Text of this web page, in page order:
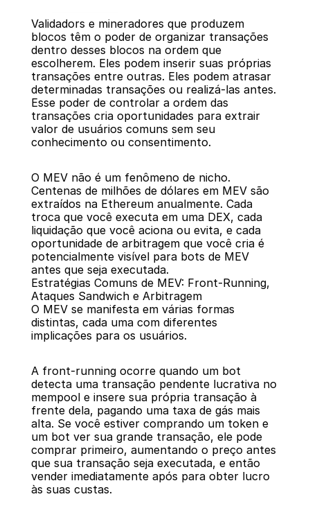
Validadors e mineradores que produzem
blocos têm o poder de organizar transações
dentro desses blocos na ordem que
escolherem. Eles podem inserir suas próprias
transações entre outras. Eles podem atrasar
determinadas transações ou realizá-las antes.
Esse poder de controlar a ordem das
transações cria oportunidades para extrair
valor de usuários comuns sem seu
conhecimento ou consentimento.
O MEV não é um fenômeno de nicho.
Centenas de milhões de dólares em MEV são
extraídos na Ethereum anualmente. Cada
troca que você executa em uma DEX, cada
liquidação que você aciona ou evita, e cada
oportunidade de arbitragem que você cria é
potencialmente visível para bots de MEV
antes que seja executada.
Estratégias Comuns de MEV: Front-Running,
Ataques Sandwich e Arbitragem
O MEV se manifesta em várias formas
distintas, cada uma com diferentes
implicações para os usuários.
A front-running ocorre quando um bot
detecta uma transação pendente lucrativa no
mempool e insere sua própria transação à
frente dela, pagando uma taxa de gás mais
alta. Se você estiver comprando um token e
um bot ver sua grande transação, ele pode
comprar primeiro, aumentando o preço antes
que sua transação seja executada, e então
vender imediatamente após para obter lucro
às suas custas.